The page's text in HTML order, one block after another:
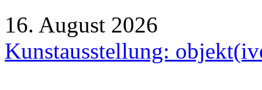
16. August 2026
Kunstausstellung: